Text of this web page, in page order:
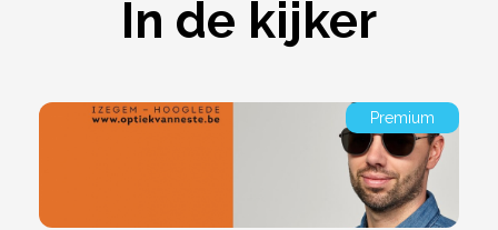
In de kijker
Premium